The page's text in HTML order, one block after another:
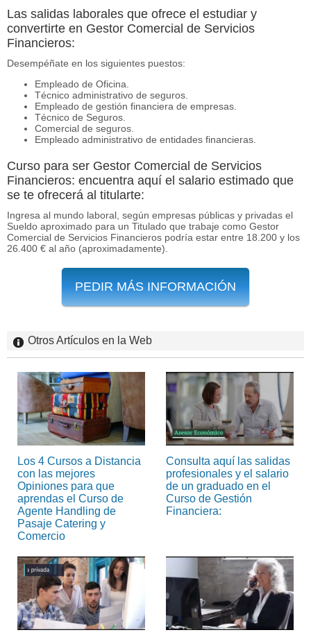
Las salidas laborales que ofrece el estudiar y
convertirte en Gestor Comercial de Servicios
Financieros:
Desempéñate en los siguientes puestos:
Empleado de Oficina.
Técnico administrativo de seguros.
Empleado de gestión financiera de empresas.
Técnico de Seguros.
Comercial de seguros.
Empleado administrativo de entidades financieras.
Curso para ser Gestor Comercial de Servicios
Financieros: encuentra aquí el salario estimado que
se te ofrecerá al titularte:
Ingresa al mundo laboral, según empresas públicas y privadas el
Sueldo aproximado para un Titulado que trabaje como Gestor
Comercial de Servicios Financieros podría estar entre 18.200 y los
26.400 € al año (aproximadamente).
PEDIR MÁS INFORMACIÓN
Otros Artículos en la Web
Los 4 Cursos a Distancia
con las mejores
Opiniones para que
aprendas el Curso de
Agente Handling de
Pasaje Catering y
Comercio
Consulta aquí las salidas
profesionales y el salario
de un graduado en el
Curso de Gestión
Financiera: